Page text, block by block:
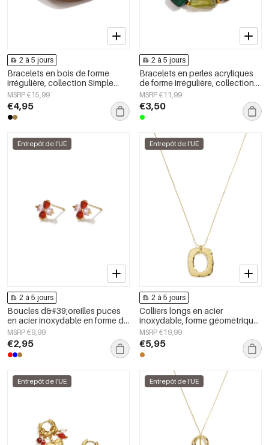
2 à 5 jours
Bracelets en bois de forme
irrégulière, collection Simple
Daily Simple, bijoux pour
femmes
MSRP €15,99
€4,95
2 à 5 jours
Bracelets en perles acryliques
de forme irrégulière, collection
Simple Daily Simple, bijoux pour
femmes
MSRP €11,99
€3,50
Entrepôt de l'UE
2 à 5 jours
Boucles d&#39;oreilles puces
en acier inoxydable en forme de
cœur, collection Daily Simple,
bijoux pour femmes
MSRP €9,99
€2,95
Entrepôt de l'UE
2 à 5 jours
Colliers longs en acier
inoxydable, forme géométrique,
collection simple pour le
quotidien, bijoux pour femmes
MSRP €19,99
€5,95
Entrepôt de l'UE Entrepôt de l'UE